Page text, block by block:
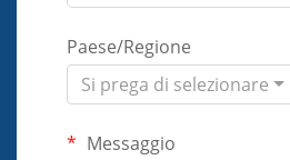
Paese/Regione
Si prega di selezionare
Messaggio